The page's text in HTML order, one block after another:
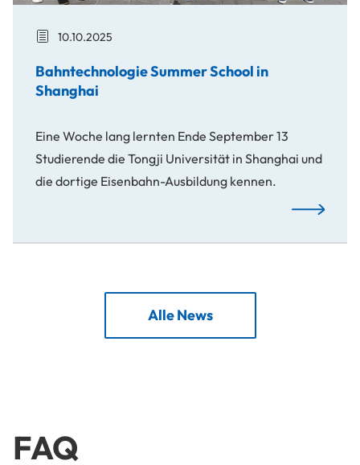
10.10.2025
Bahntechnologie Summer School in
Shanghai
Eine Woche lang lernten Ende September 13
Studierende die Tongji Universität in Shanghai und
die dortige Eisenbahn-Ausbildung kennen.
Alle News
FAQ